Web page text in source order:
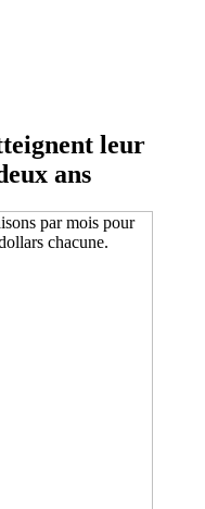
leur
ans